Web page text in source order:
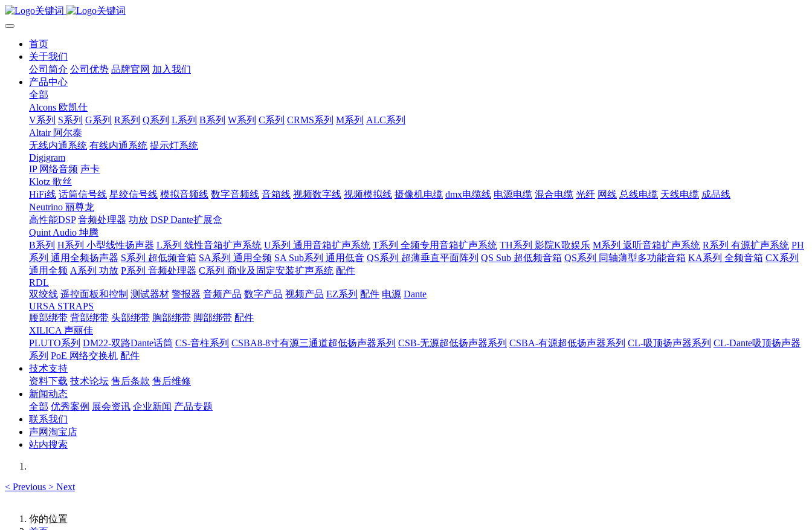
首页
关于我们
公司简介 公司优势 品牌官网 加入我们
产品中心
全部
Alcons 欧凯仕
V系列 S系列 G系列 R系列 Q系列 L系列 B系列 W系列 C系列 CRMS系列 M系列 ALC系列
Altair 阿尔泰
无线内通系统 有线内通系统 提示灯系统
Digigram
IP 网络音频 声卡
Klotz 歌丝
HiFi线 话筒信号线 星绞信号线 模拟音频线 数字音频线 音箱线 视频数字线 视频模拟线 摄像机电缆 dmx电缆线 电源电缆 混合电缆 光纤 网线 总线电缆 天线电缆 成品线
Neutrino 丽尊龙
高性能DSP 音频处理器 功放 DSP Dante扩展盒
Quint Audio 坤腾
B系列 H系列 小型线性扬声器 L系列 线性音箱扩声系统 U系列 通用音箱扩声系统 T系列 全频专用音箱扩声系统 TH系列 影院K歌娱乐 M系列 返听音箱扩声系统 R系列 有源扩声系统 PH
系列 通用全频扬声器 S系列 超低频音箱 SA系列 通用全频 SA Sub系列 通用低音 QS系列 超薄垂直平面阵列 QS Sub 超低频音箱 QS系列 同轴薄型多功能音箱 KA系列 全频音箱 CX系列
通用全频 A系列 功放 P系列 音频处理器 C系列 商业及固定安装扩声系统 配件
RDL
双绞线 遥控面板和控制 测试器材 警报器 音频产品 数字产品 视频产品 EZ系列 配件 电源 Dante
URSA STRAPS
腰部绑带 背部绑带 头部绑带 胸部绑带 脚部绑带 配件
XILICA 声丽佳
PLUTO系列 DM22-双路Dante话筒 CS-音柱系列 CSBA8-8寸有源三通道超低扬声器系列 CSB-无源超低扬声器系列 CSBA-有源超低扬声器系列 CL-吸顶扬声器系列 CL-Dante吸顶扬声器
系列 PoE 网络交换机 配件
技术支持
资料下载 技术论坛 售后条款 售后维修
新闻动态
全部 优秀案例 展会资讯 企业新闻 产品专题
联系我们
声网淘宝店
站内搜索
< Previous > Next
你的位置